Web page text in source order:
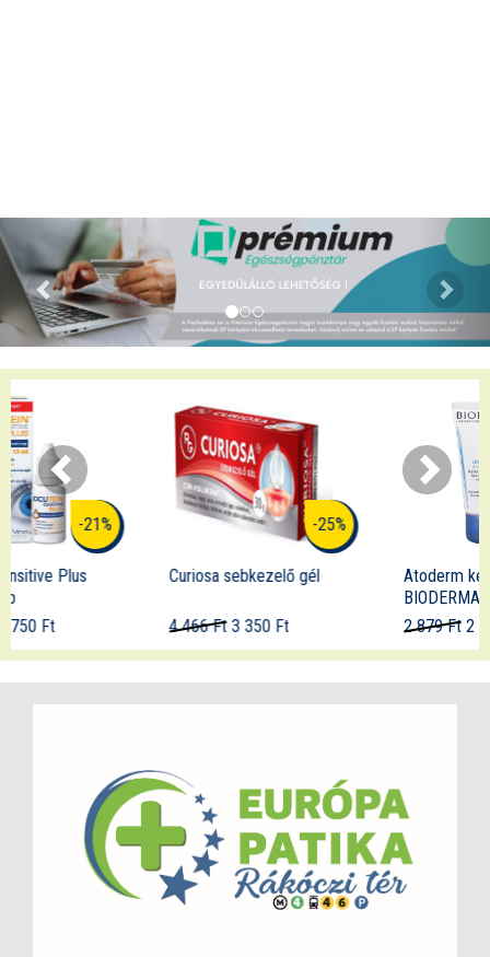
Curiosa sebkezelő gél
4 466 Ft
Atoderm kézkrém
2 879 Ft